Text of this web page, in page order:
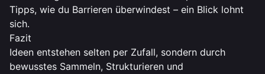
Tipps, wie du Barrieren überwindest – ein Blick lohnt
sich.
Fazit
Ideen entstehen selten per Zufall, sondern durch
bewusstes Sammeln, Strukturieren und